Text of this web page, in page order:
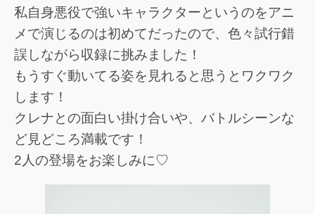
私自身悪役で強いキャラクターというのをアニ
メで演じるのは初めてだったので、色々試行錯
誤しながら収録に挑みました！
もうすぐ動いてる姿を見れると思うとワクワク
します！
クレナとの面白い掛け合いや、バトルシーンな
ど見どころ満載です！
2人の登場をお楽しみに♡